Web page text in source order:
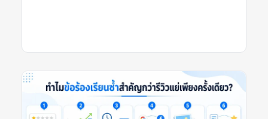
ทางการร่วมกัน แล้วตรวจหลายสัญญาณประกอบ เช่น วันที่ของรีวิว
และข้อมูลจากหลายแหล่ง ก่อนตัดสินใจจองพูลวิลล่า ควรเชื่อรูป
จากผู้เข้าพักมากกว่ารูปทางการไหม หมายถึงอะไร? ควรเชื่อรูปจากผู้
เข้าพักมากกว่ารูปทางการไหม หมายถึงการพิจารณาว่ารูปประเภทใด
น่าใช้เป็นข้อมูลประกอบการตัดสินใจมากกว่า ระหว่างรูปที่เจ้าของ